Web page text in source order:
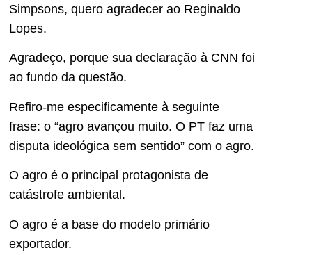
Simpsons, quero agradecer ao Reginaldo
Lopes.
Agradeço, porque sua declaração à CNN foi
ao fundo da questão.
Refiro-me especificamente à seguinte
frase: o “agro avançou muito. O PT faz uma
disputa ideológica sem sentido” com o agro.
O agro é o principal protagonista de
catástrofe ambiental.
O agro é a base do modelo primário
exportador.